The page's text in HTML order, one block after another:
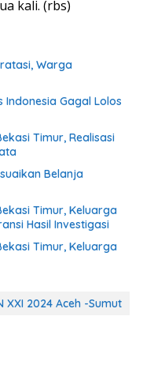
kali. (rbs)
Warga
Indonesia Gagal Lolos
Timur, Realisasi
Belanja
Timur, Keluarga
Hasil Investigasi
Timur, Keluarga
XXI 2024 Aceh -Sumut